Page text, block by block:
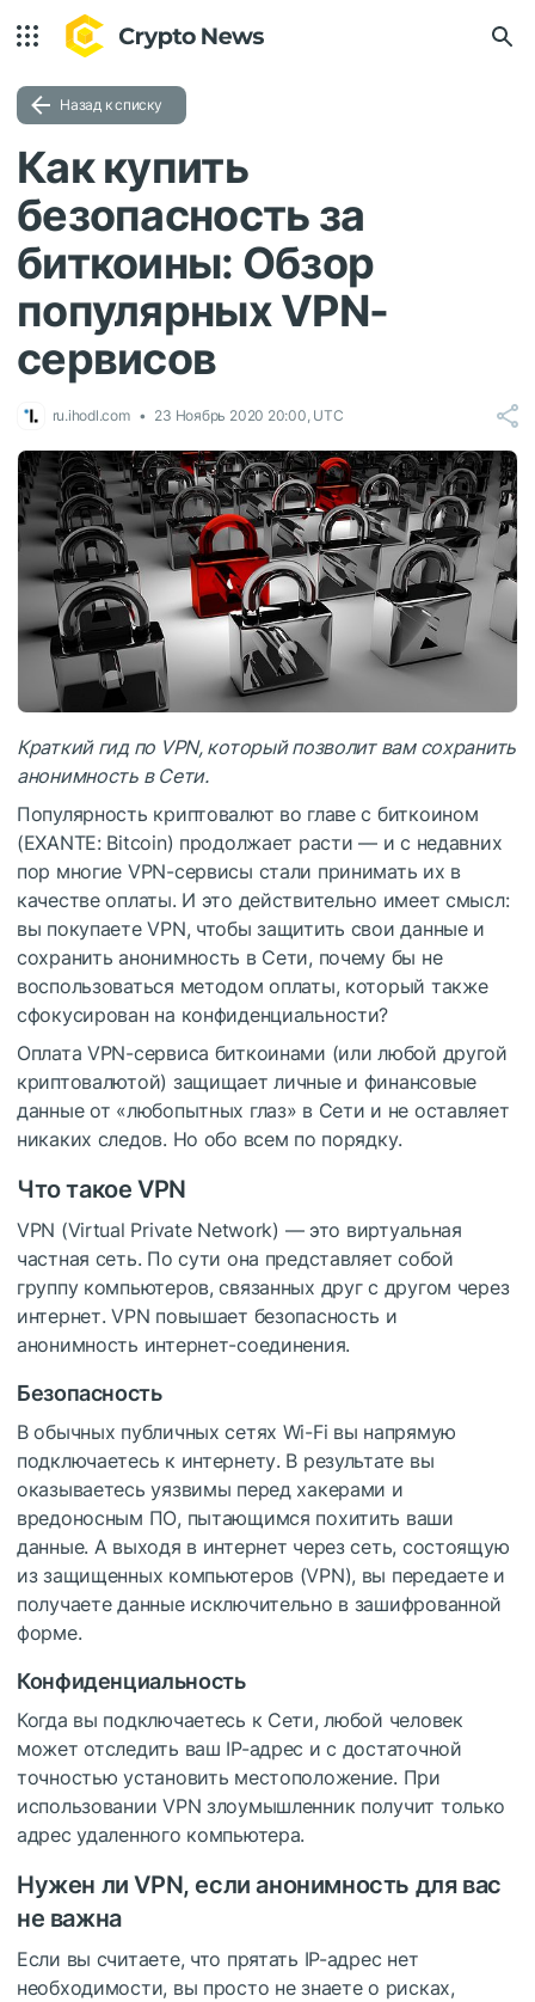
Назад к списку
Как купить
безопасность за
биткоины: Обзор
популярных VPN-
сервисов
ru.ihodl.com 23 Ноябрь 2020 20:00, UTC
Краткий гид по VPN, который позволит вам сохранить
анонимность в Сети.
Популярность криптовалют во главе с биткоином
(EXANTE: Bitcoin) продолжает расти — и с недавних
пор многие VPN-сервисы стали принимать их в
качестве оплаты. И это действительно имеет смысл:
вы покупаете VPN, чтобы защитить свои данные и
сохранить анонимность в Сети, почему бы не
воспользоваться методом оплаты, который также
сфокусирован на конфиденциальности?
Оплата VPN-сервиса биткоинами (или любой другой
криптовалютой) защищает личные и финансовые
данные от «любопытных глаз» в Сети и не оставляет
никаких следов. Но обо всем по порядку.
Что такое VPN
VPN (Virtual Private Network) — это виртуальная
частная сеть. По сути она представляет собой
группу компьютеров, связанных друг с другом через
интернет. VPN повышает безопасность и
анонимность интернет-соединения.
Безопасность
В обычных публичных сетях Wi-Fi вы напрямую
подключаетесь к интернету. В результате вы
оказываетесь уязвимы перед хакерами и
вредоносным ПО, пытающимся похитить ваши
данные. А выходя в интернет через сеть, состоящую
из защищенных компьютеров (VPN), вы передаете и
получаете данные исключительно в зашифрованной
форме.
Конфиденциальность
Когда вы подключаетесь к Сети, любой человек
может отследить ваш IP-адрес и с достаточной
точностью установить местоположение. При
использовании VPN злоумышленник получит только
адрес удаленного компьютера.
Нужен ли VPN, если анонимность для вас
не важна
Если вы считаете, что прятать IP-адрес нет
необходимости, вы просто не знаете о рисках,